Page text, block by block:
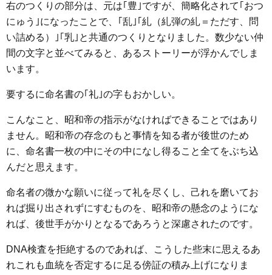
右のつくりの部分は、元は｢豊｣ですが、簡略化されて｢おつ
にゅう｣になったことで、｢乱｣｢糺（糺弾の糺＝ただす、問
い詰める）｣｢乳｣と共通のつくりとなりました。数少ない仲
間の文字と並べてみると、あるストーリーが浮かんでしま
います。
要するに命名書の｢礼｣の字もおかしい。
こんなこと、昭和帝の指示がなければできることではあり
ません。昭和帝の存念のもと事情を知る者が後世のため
に、命名書一枚の中にその中になし得ること全てをぶち込
んだと思えます。
命名者の微かな願いに従って礼を尽くし、己れを磨いてお
れば掘り出されずにすむものを、昭和帝の懸念のようにな
れば、後世手がかりとなるであろうと深慮されたのです。
DNA検査を拒絶するのであれば、こうした些末に思えるあ
れこれも血統を否定するに足る傍証の積み上げになりま